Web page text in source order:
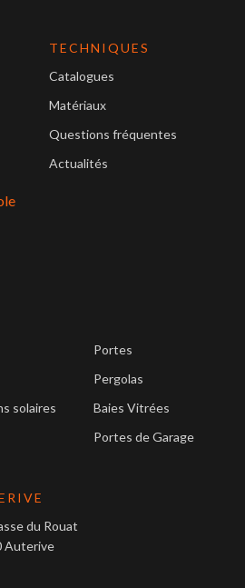
TECHNIQUES
Catalogues
Matériaux
Questions fréquentes
Actualités
solaires
Portes
Pergolas
Baies Vitrées
Portes de Garage
du Rouat
Auterive